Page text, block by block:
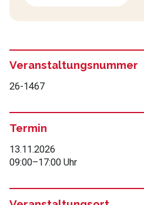
Veranstaltungsnummer
26-1467
Termin
13.11.2026
09:00–17:00 Uhr